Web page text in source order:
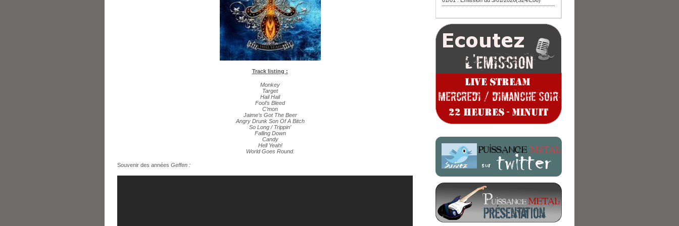
Track listing :
Monkey
Target
Hail Hail
Fool’s Bleed
C’mon
Jaime’s Got The Beer
Angry Drunk Son Of A Bitch
So Long / Trippin’
Falling Down
Candy
Hell Yeah!
World Goes Round.
Souvenir des années Geffen :